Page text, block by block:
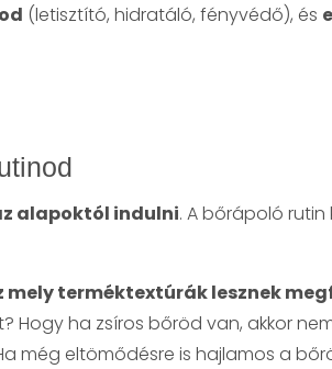
(letisztító, hidratáló, fényvédő), és
alapoktól indulni. A bőrápoló
terméktextúrák lesznek
Hogy ha zsíros bőröd van, akkor
még eltömődésre is hajlamos a